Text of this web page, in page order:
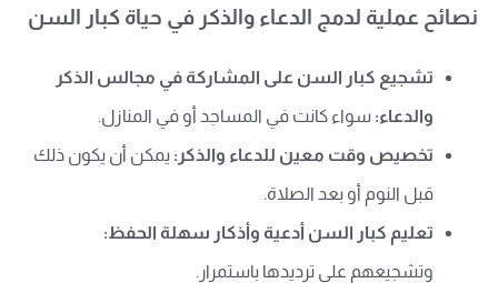
نصائح عملية لدمج الدعاء والذكر في حياة كبار السن
تشجيع كبار السن على المشاركة في مجالس الذكر
والدعاء: سواء كانت في المساجد أو في المنازل.
تخصيص وقت معين للدعاء والذكر: يمكن أن يكون ذلك
قبل النوم أو بعد الصلاة.
تعليم كبار السن أدعية وأذكار سهلة الحفظ:
وتشجيعهم على ترديدها باستمرار.